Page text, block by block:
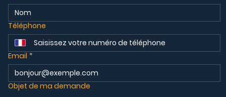
Téléphone
Email *
Objet de ma demande